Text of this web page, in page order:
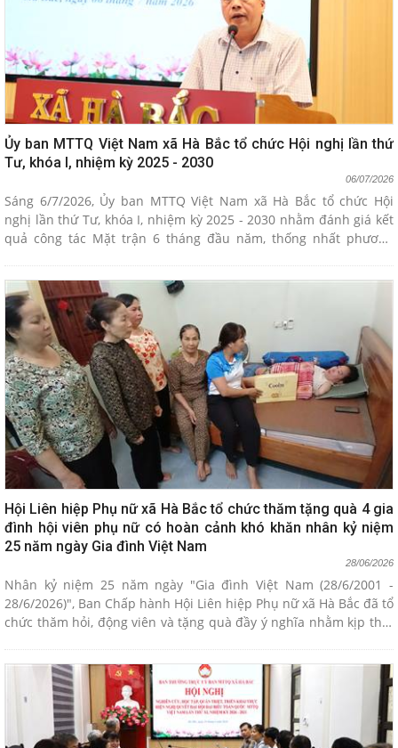
Ủy ban MTTQ Việt Nam xã Hà Bắc tổ chức Hội nghị lần thứ
Tư, khóa I, nhiệm kỳ 2025 - 2030
06/07/2026
Sáng 6/7/2026, Ủy ban MTTQ Việt Nam xã Hà Bắc tổ chức Hội
nghị lần thứ Tư, khóa I, nhiệm kỳ 2025 - 2030 nhằm đánh giá kết
quả công tác Mặt trận 6 tháng đầu năm, thống nhất phương
sau sáp nhập. Dự hội nghị có đồng chí Phạm Văn Chung- Phó Bí
thư Thường trực Đảng ủy, cùng các đồng chí ủy viên Ban thường
vụ Đảng ủy; Thường trực HĐND và lãnh đạo UBND; Thường trực
UBMTTQ xã; cơ quan UBMTTQ xã.
Hội Liên hiệp Phụ nữ xã Hà Bắc tổ chức thăm tặng quà 4 gia
đình hội viên phụ nữ có hoàn cảnh khó khăn nhân kỷ niệm
25 năm ngày Gia đình Việt Nam
28/06/2026
Nhân kỷ niệm 25 năm ngày "Gia đình Việt Nam (28/6/2001 -
28/6/2026)", Ban Chấp hành Hội Liên hiệp Phụ nữ xã Hà Bắc đã tổ
chức thăm hỏi, động viên và tặng quà đầy ý nghĩa nhằm kịp thời
cảnh đặc biệt khó khăn trên địa bàn.